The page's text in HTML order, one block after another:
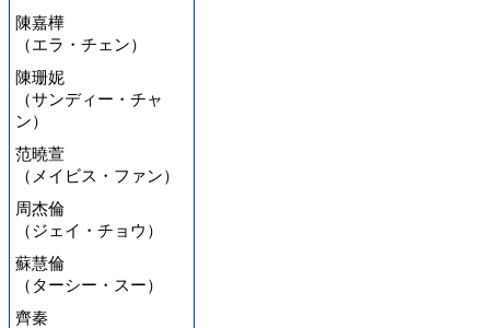
陳嘉樺
（エラ・チェン）
陳珊妮
（サンディー・チャ
ン）
范曉萱
（メイビス・ファン）
周杰倫
（ジェイ・チョウ）
蘇慧倫
（ターシー・スー）
齊秦